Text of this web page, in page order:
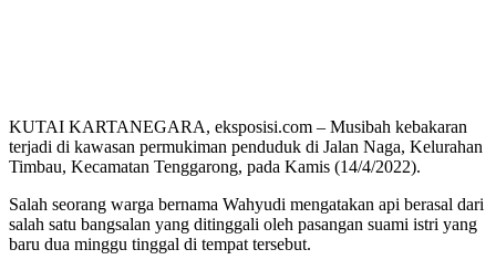
KUTAI KARTANEGARA, eksposisi.com – Musibah kebakaran
terjadi di kawasan permukiman penduduk di Jalan Naga, Kelurahan
Timbau, Kecamatan Tenggarong, pada Kamis (14/4/2022).
Salah seorang warga bernama Wahyudi mengatakan api berasal dari
salah satu bangsalan yang ditinggali oleh pasangan suami istri yang
baru dua minggu tinggal di tempat tersebut.